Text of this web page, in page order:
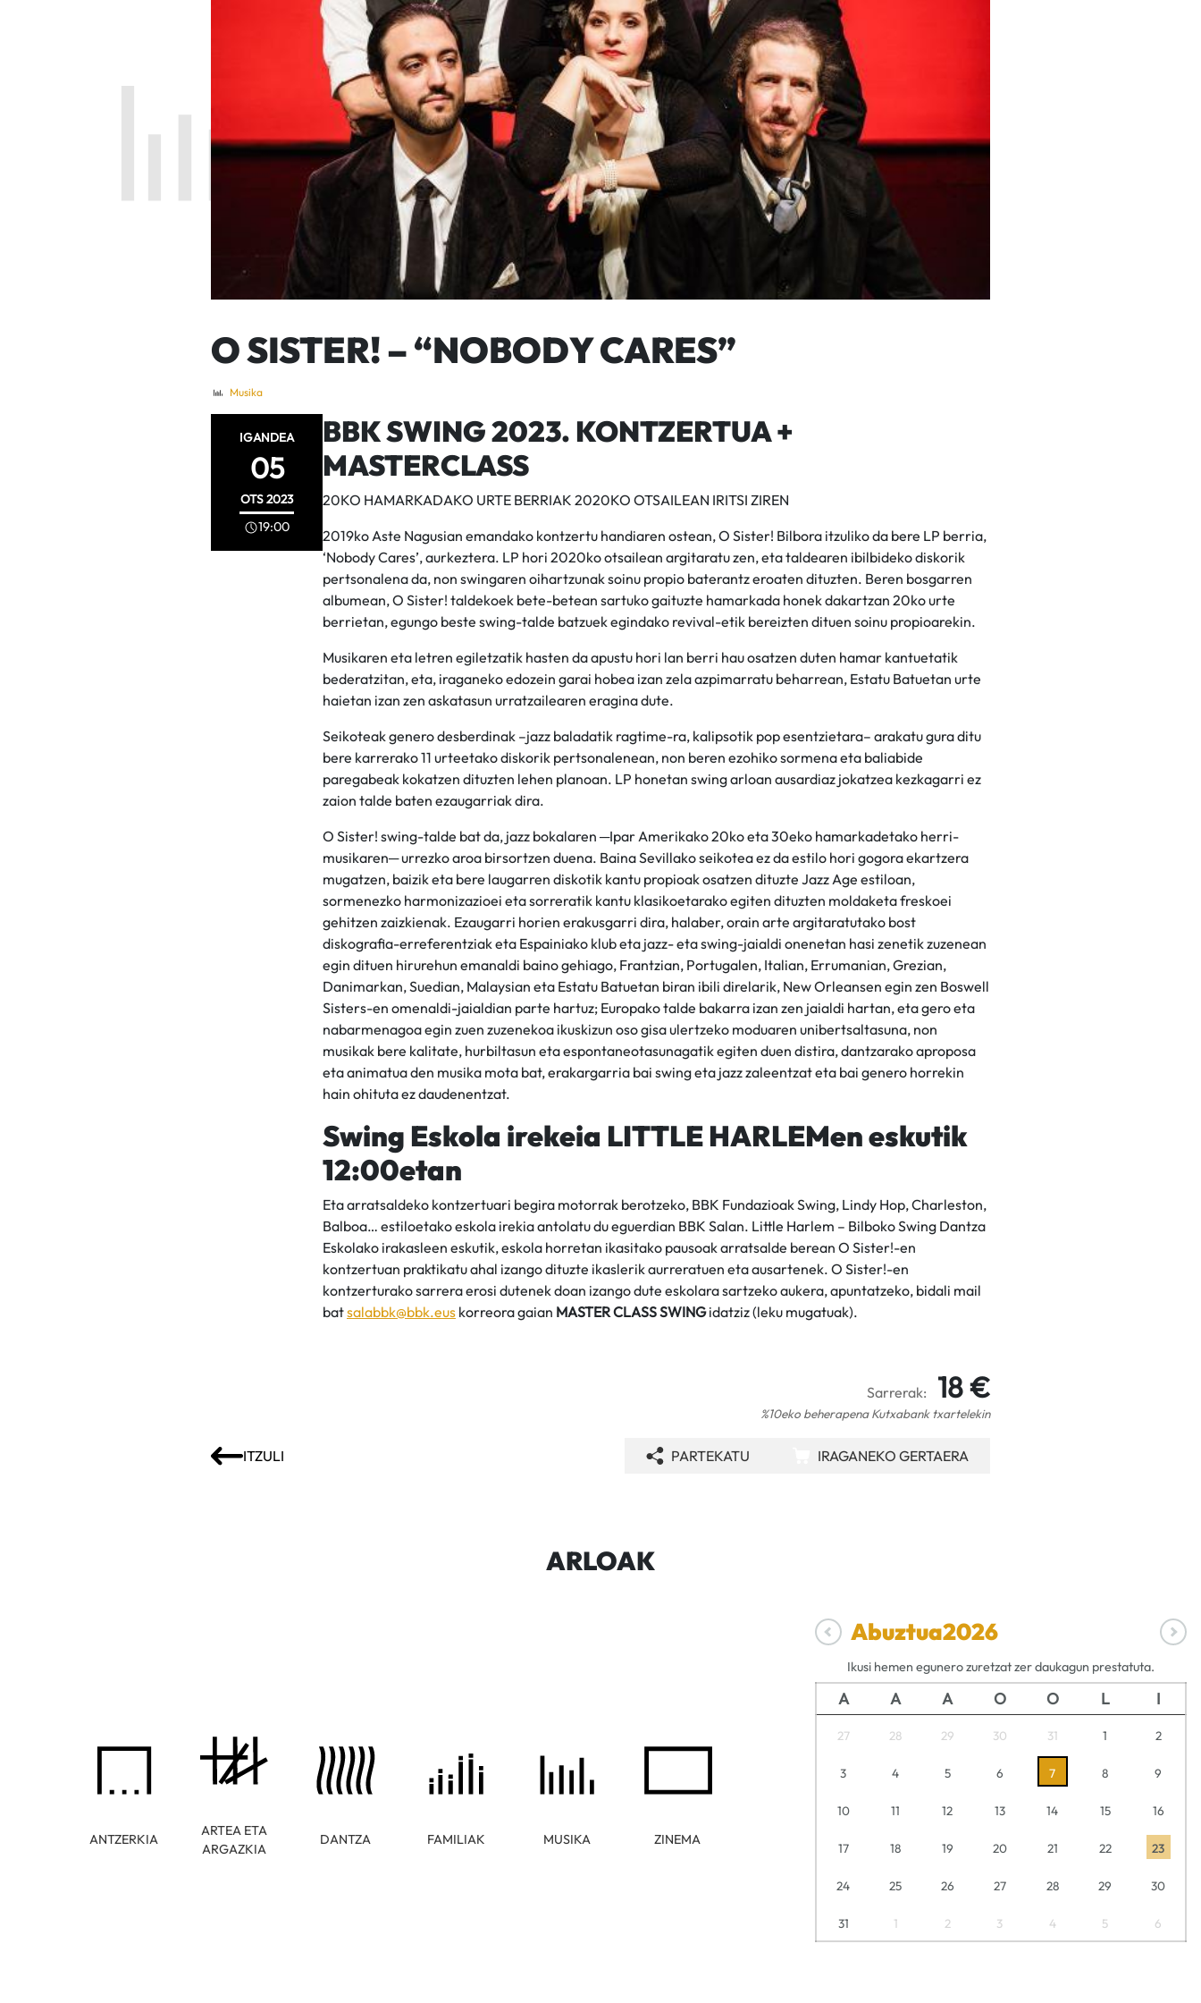
O SISTER! – “NOBODY CARES”
Musika
IGANDEA
05
OTS2023
19:00
BBK SWING 2023. KONTZERTUA +
MASTERCLASS
20KO HAMARKADAKO URTE BERRIAK 2020KO OTSAILEAN IRITSI ZIREN
2019ko Aste Nagusian emandako kontzertu handiaren ostean, O Sister! Bilbora itzuliko da bere LP berria,
‘Nobody Cares’, aurkeztera. LP hori 2020ko otsailean argitaratu zen, eta taldearen ibilbideko diskorik
pertsonalena da, non swingaren oihartzunak soinu propio baterantz eroaten dituzten. Beren bosgarren
albumean, O Sister! taldekoek bete-betean sartuko gaituzte hamarkada honek dakartzan 20ko urte
berrietan, egungo beste swing-talde batzuek egindako revival-etik bereizten dituen soinu propioarekin.
Musikaren eta letren egiletzatik hasten da apustu hori lan berri hau osatzen duten hamar kantuetatik
bederatzitan, eta, iraganeko edozein garai hobea izan zela azpimarratu beharrean, Estatu Batuetan urte
haietan izan zen askatasun urratzailearen eragina dute.
Seikoteak genero desberdinak –jazz baladatik ragtime-ra, kalipsotik pop esentzietara– arakatu gura ditu
bere karrerako 11 urteetako diskorik pertsonalenean, non beren ezohiko sormena eta baliabide
paregabeak kokatzen dituzten lehen planoan. LP honetan swing arloan ausardiaz jokatzea kezkagarri ez
zaion talde baten ezaugarriak dira.
O Sister! swing-talde bat da, jazz bokalaren ─Ipar Amerikako 20ko eta 30eko hamarkadetako herri-
musikaren─ urrezko aroa birsortzen duena. Baina Sevillako seikotea ez da estilo hori gogora ekartzera
mugatzen, baizik eta bere laugarren diskotik kantu propioak osatzen dituzte Jazz Age estiloan,
sormenezko harmonizazioei eta sorreratik kantu klasikoetarako egiten dituzten moldaketa freskoei
gehitzen zaizkienak. Ezaugarri horien erakusgarri dira, halaber, orain arte argitaratutako bost
diskografia-erreferentziak eta Espainiako klub eta jazz- eta swing-jaialdi onenetan hasi zenetik zuzenean
egin dituen hirurehun emanaldi baino gehiago, Frantzian, Portugalen, Italian, Errumanian, Grezian,
Danimarkan, Suedian, Malaysian eta Estatu Batuetan biran ibili direlarik, New Orleansen egin zen Boswell
Sisters-en omenaldi-jaialdian parte hartuz; Europako talde bakarra izan zen jaialdi hartan, eta gero eta
nabarmenagoa egin zuen zuzenekoa ikuskizun oso gisa ulertzeko moduaren unibertsaltasuna, non
musikak bere kalitate, hurbiltasun eta espontaneotasunagatik egiten duen distira, dantzarako aproposa
eta animatua den musika mota bat, erakargarria bai swing eta jazz zaleentzat eta bai genero horrekin
hain ohituta ez daudenentzat.
Swing Eskola irekeia LITTLE HARLEMen eskutik
12:00etan
Eta arratsaldeko kontzertuari begira motorrak berotzeko, BBK Fundazioak Swing, Lindy Hop, Charleston,
Balboa… estiloetako eskola irekia antolatu du eguerdian BBK Salan. Little Harlem – Bilboko Swing Dantza
Eskolako irakasleen eskutik, eskola horretan ikasitako pausoak arratsalde berean O Sister!-en
kontzertuan praktikatu ahal izango dituzte ikaslerik aurreratuen eta ausartenek. O Sister!-en
kontzerturako sarrera erosi dutenek doan izango dute eskolara sartzeko aukera, apuntatzeko, bidali mail
batsalabbk@bbk.eus korreora gaian MASTER CLASS SWINGidatziz (leku mugatuak).
Sarrerak: 18 €
%10eko beherapena Kutxabank txartelekin
ITZULI PARTEKATU IRAGANEKO GERTAERA
ARLOAK
ANTZERKIA
ARTEA ETA
ARGAZKIA
DANTZA FAMILIAK MUSIKA ZINEMA
Abuztua2026
Ikusi hemen egunero zuretzat zer daukagun prestatuta.
A A A O O L I
27 28 29 30 31 1 2
3 4 5 6 7 8 9
10 11 12 13 14 15 16
17 18 19 20 21 22 23
24 25 26 27 28 29 30
31 1 2 3 4 5 6